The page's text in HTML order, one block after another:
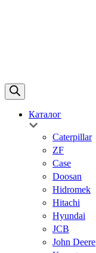
Каталог
Caterpillar
ZF
Case
Doosan
Hidromek
Hitachi
Hyundai
JCB
John Deere